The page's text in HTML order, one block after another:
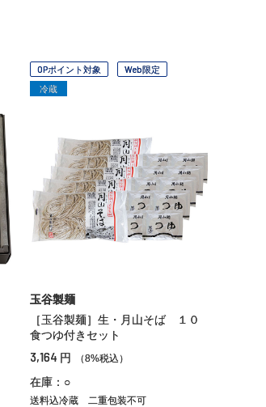
OPポイント対象
Web限定
冷蔵
玉谷製麺
［玉谷製麺］生・月山そば １０
食つゆ付きセット
3,164 円 （8%税込）
在庫：○
送料込冷蔵 二重包装不可